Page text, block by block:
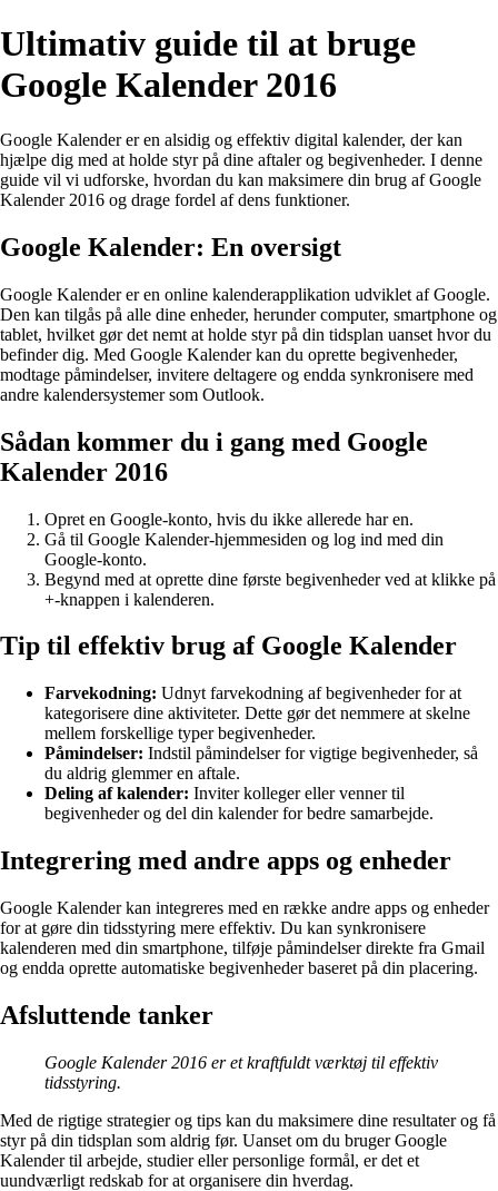
Ultimativ guide til at bruge
Google Kalender 2016
Google Kalender er en alsidig og effektiv digital kalender, der kan
hjælpe dig med at holde styr på dine aftaler og begivenheder. I denne
guide vil vi udforske, hvordan du kan maksimere din brug af Google
Kalender 2016 og drage fordel af dens funktioner.
Google Kalender: En oversigt
Google Kalender er en online kalenderapplikation udviklet af Google.
Den kan tilgås på alle dine enheder, herunder computer, smartphone og
tablet, hvilket gør det nemt at holde styr på din tidsplan uanset hvor du
befinder dig. Med Google Kalender kan du oprette begivenheder,
modtage påmindelser, invitere deltagere og endda synkronisere med
andre kalendersystemer som Outlook.
Sådan kommer du i gang med Google
Kalender 2016
Opret en Google-konto, hvis du ikke allerede har en.
Gå til Google Kalender-hjemmesiden og log ind med din
Google-konto.
Begynd med at oprette dine første begivenheder ved at klikke på
+-knappen i kalenderen.
Tip til effektiv brug af Google Kalender
Farvekodning: Udnyt farvekodning af begivenheder for at
kategorisere dine aktiviteter. Dette gør det nemmere at skelne
mellem forskellige typer begivenheder.
Påmindelser: Indstil påmindelser for vigtige begivenheder, så
du aldrig glemmer en aftale.
Deling af kalender: Inviter kolleger eller venner til
begivenheder og del din kalender for bedre samarbejde.
Integrering med andre apps og enheder
Google Kalender kan integreres med en række andre apps og enheder
for at gøre din tidsstyring mere effektiv. Du kan synkronisere
kalenderen med din smartphone, tilføje påmindelser direkte fra Gmail
og endda oprette automatiske begivenheder baseret på din placering.
Afsluttende tanker
Google Kalender 2016 er et kraftfuldt værktøj til effektiv
tidsstyring.
Med de rigtige strategier og tips kan du maksimere dine resultater og få
styr på din tidsplan som aldrig før. Uanset om du bruger Google
Kalender til arbejde, studier eller personlige formål, er det et
uundværligt redskab for at organisere din hverdag.